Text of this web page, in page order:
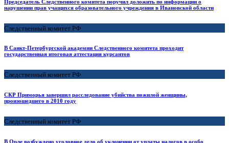
Председатель Следственного комитета поручил доложить по информации о
нарушении прав учащихся образовательного учреждения в Ивановской области
Следственный комитет РФ
В Санкт-Петербургской академии Следственного комитета проходит
государственная итоговая аттестация курсантов
Следственный комитет РФ
СКР Приморья завершил расследование убийства пожилой женщины,
произошедшего в 2010 году
Следственный комитет РФ
В Орле возбуждено уголовное дело об уклонении от уплаты налогов в особо